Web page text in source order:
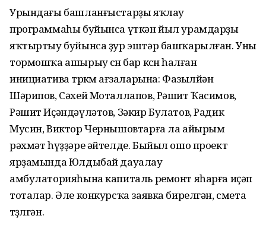
Урындағы башланғыстарҙы яҡлау
программаһы буйынса үткән йыл урамдарҙы
яҡтыртыу буйынса ҙур эштәр башҡарылған. Уны
тормошҡа ашырыу өсөн бар көсөн һалған
инициатива төркөмө ағзаларына: Фазылйән
Шәрипов, Сәхей Моталлапов, Рәшит Ҡасимов,
Рәшит Иҫәндәүләтов, Зәкир Булатов, Радик
Мусин, Виктор Чернышовтарға ла айырым
рәхмәт һүҙҙәре әйтелде. Быйыл ошо проект
ярҙамында Юлдыбай дауалау
амбулаторияһына капиталь ремонт яһарға иҫәп
тоталар. Әле конкурсҡа заявка бирелгән, смета
төҙөлгән.